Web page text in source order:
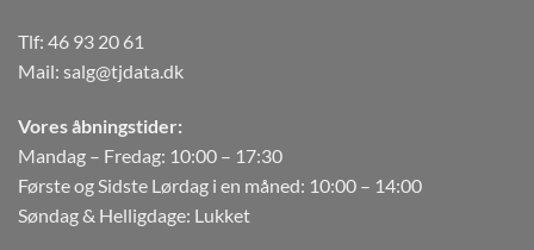
Tlf: 46 93 20 61
Mail: salg@tjdata.dk
Vores åbningstider:
Mandag – Fredag: 10:00 – 17:30
Første og Sidste Lørdag i en måned: 10:00 – 14:00
Søndag & Helligdage: Lukket